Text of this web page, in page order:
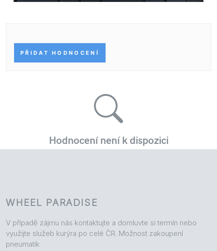
WHEEL PARADISE
V případě zájmu nás kontaktujte a domluvte si termín nebo
využijte služeb kurýra po celé ČR. Možnost zakoupení
pneumatik